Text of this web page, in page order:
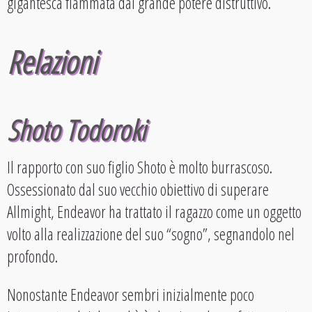
Relazioni
Shoto Todoroki
Il rapporto con suo figlio Shoto è molto burrascoso.
Ossessionato dal suo vecchio obiettivo di superare
Allmight, Endeavor ha trattato il ragazzo come un oggetto
volto alla realizzazione del suo “sogno”, segnandolo nel
profondo.
Nonostante Endeavor sembri inizialmente poco